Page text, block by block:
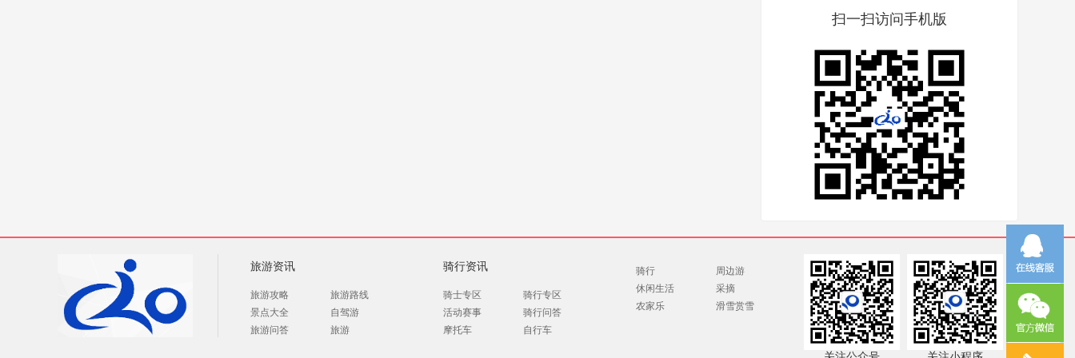
扫一扫访问手机版
旅游资讯
旅游攻略
旅游路线
景点大全
自驾游
旅游问答
旅游
骑行资讯
骑士专区
骑行专区
活动赛事
骑行问答
摩托车
自行车
骑行
周边游
休闲生活
采摘
农家乐
滑雪赏雪